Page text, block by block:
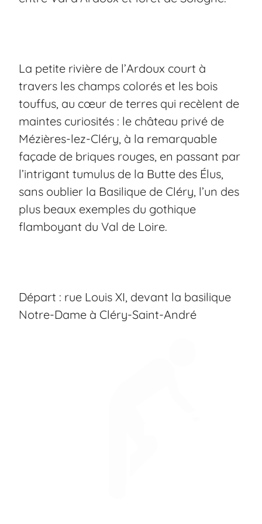
La petite rivière de l’Ardoux court à
travers les champs colorés et les bois
touffus, au cœur de terres qui recèlent de
maintes curiosités : le château privé de
Mézières-lez-Cléry, à la remarquable
façade de briques rouges, en passant par
l’intrigant tumulus de la Butte des Élus,
sans oublier la Basilique de Cléry, l’un des
plus beaux exemples du gothique
flamboyant du Val de Loire.
Départ : rue Louis XI, devant la basilique
Notre-Dame à Cléry-Saint-André